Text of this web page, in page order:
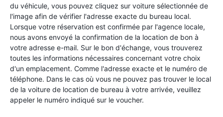
du véhicule, vous pouvez cliquez sur voiture sélectionnée de
l'image afin de vérifier l'adresse exacte du bureau local.
Lorsque votre réservation est confirmée par l'agence locale,
nous avons envoyé la confirmation de la location de bon à
votre adresse e-mail. Sur le bon d'échange, vous trouverez
toutes les informations nécessaires concernant votre choix
d'un emplacement. Comme l'adresse exacte et le numéro de
téléphone. Dans le cas où vous ne pouvez pas trouver le local
de la voiture de location de bureau à votre arrivée, veuillez
appeler le numéro indiqué sur le voucher.